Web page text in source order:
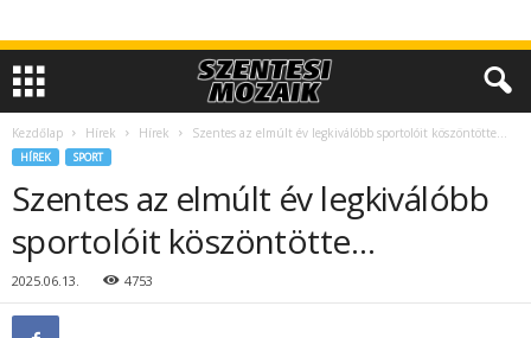
Kezdőlap Hírek Hírek Szentes az elmúlt év legkiválóbb sportolóit köszöntötte…
HÍREK SPORT
Szentes az elmúlt év legkiválóbb
sportolóit köszöntötte…
2025.06.13. 4753